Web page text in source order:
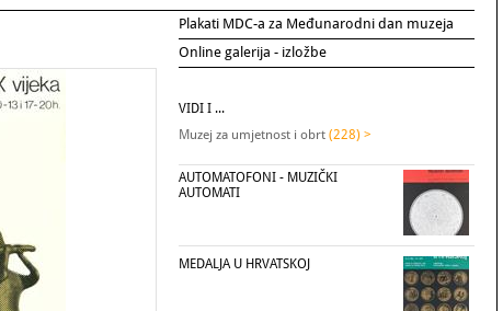
Plakati MDC-a za Međunarodni dan muzeja
Online galerija - izložbe
VIDI I ...
Muzej za umjetnost i obrt (228) >
AUTOMATOFONI - MUZIČKI
AUTOMATI
MEDALJA U HRVATSKOJ